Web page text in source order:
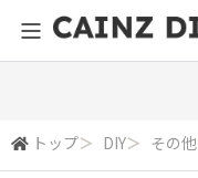
トップ＞ DIY＞ その他